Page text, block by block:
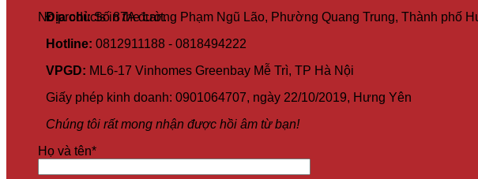
No products in the cart.
Địa chỉ:Số 87A đường Phạm Ngũ Lão, Phường Quang Trung, Thành phố
Hotline: 0812911188 - 0818494222
VPGD: ML6-17 Vinhomes Greenbay Mễ Trì, TP Hà Nội
Giấy phép kinh doanh: 0901064707, ngày 22/10/2019, Hưng Yên
Chúng tôi rất mong nhận được hồi âm từ bạn!
Họ và tên*